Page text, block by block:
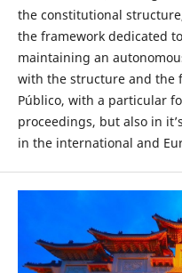
the constitutional
the framework dedicated
maintaining an
with the structure and the
Público, with a particular
proceedings, but also in
in the international and